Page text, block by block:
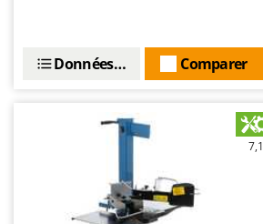
Waldner
Wolf Garten
Comparer
Données techniques
7,1